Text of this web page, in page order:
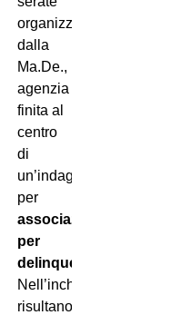
organizzate
dalla
Ma.De.,
agenzia
finita al
centro
di
un’indagine
per
associazione
per
delinquere
Nell’inchiesta
risultano